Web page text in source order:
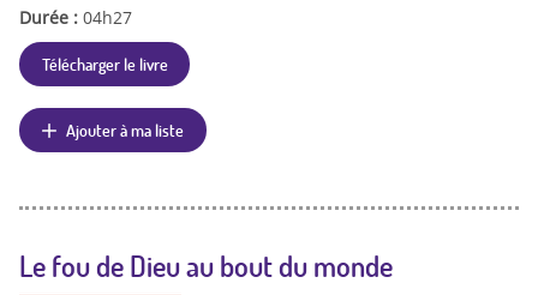
Durée : 04h27
Télécharger le livre
Ajouter à ma liste
Le fou de Dieu au bout du monde